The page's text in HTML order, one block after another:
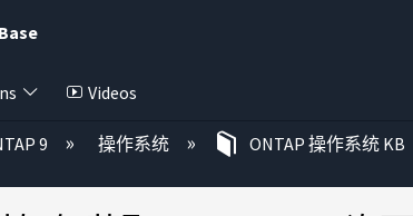
Videos
9 操作系统 ONTAP 操作系统 KB